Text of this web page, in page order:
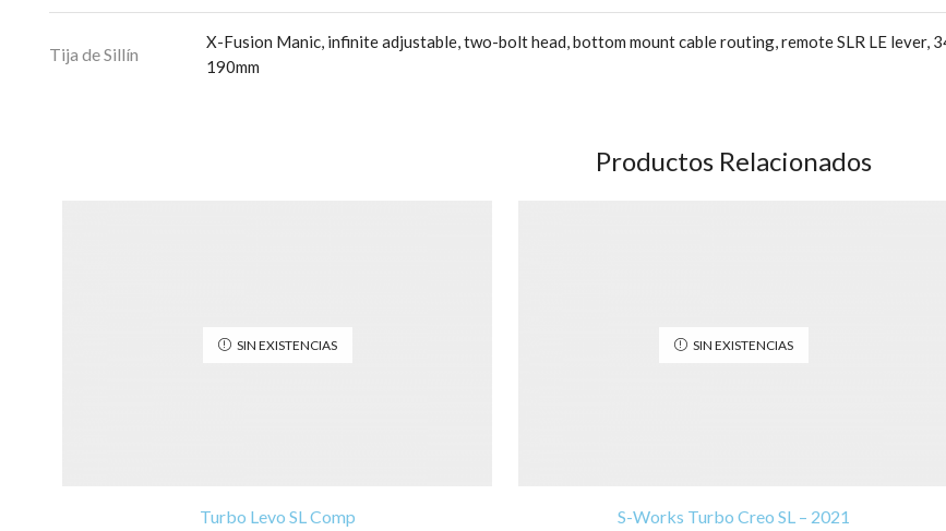
Tija de Sillín
X-Fusion Manic, infinite adjustable, two-bolt head, bottom mount cable routing, remote SLR LE lever,
190mm
Productos Relacionados
SIN EXISTENCIAS
Turbo Levo SL Comp
SIN EXISTENCIAS
S-Works Turbo Creo SL – 2021